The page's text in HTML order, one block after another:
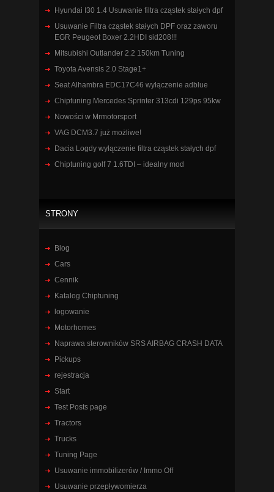
Hyundai I30 1.4 Usuwanie filtra cząstek stałych dpf
Usuwanie Filtra cząstek stałych DPF oraz zaworu
EGR Peugeot Boxer 2.2HDI sid208!!!
Mitsubishi Outlander 2.2 150km Tuning
Toyota Avensis 2.0 Stage1+
Seat Alhambra EDC17C46 wyłączenie adblue
Chiptuning Mercedes Sprinter 313cdi 129ps 95kw
Nowości w Mrmotorsport
VAG DCM3.7 już możliwe!
Dacia Logdy wyłączenie filtra cząstek stałych dpf
Chiptuning golf 7 1.6TDI – idealny mod
STRONY
Blog
Cars
Cennik
Katalog Chiptuning
logowanie
Motorhomes
Naprawa sterowników SRS AIRBAG CRASH DATA
Pickups
rejestracja
Start
Test Posts page
Tractors
Trucks
Tuning Page
Usuwanie immobilizerów / Immo Off
Usuwanie przepływomierza